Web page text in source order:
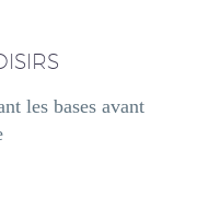
les bases avant